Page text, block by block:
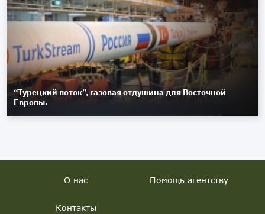
“Турецкий поток”, газовая отдушина для Восточной
Европы.
О нас Помощь агентству
Контакты